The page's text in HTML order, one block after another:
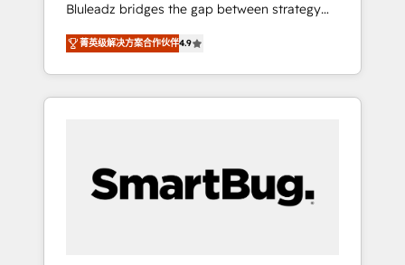
operations to accelerate decisions,
streamline processes, and unlock efficiency
at scale. From predictive intelligence to
conversational AI, we turn data into action
and automation into competitive advantage.
Bluleadz bridges the gap between strategy
and execution. We don't just "set up tools" —
we install the GTM Operating System (GTM
OS) to align your leadership and engineer a
portal that drives predictable revenue
and Story to stop "accelerating a mess." ⚙️
Elite Engineering & AI Scalable Architecture:
菁英级解决方案合作伙伴4.9